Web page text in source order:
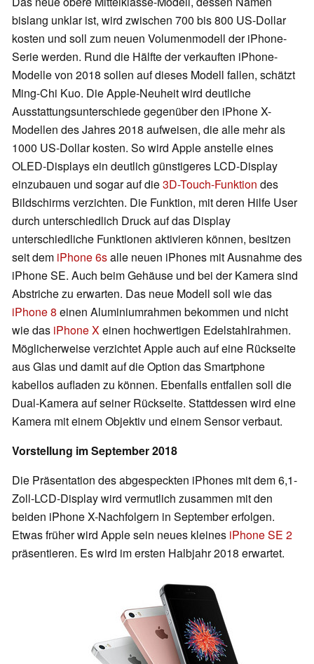
bislang unklar ist, wird zwischen 700 bis 800 US-Dollar
kosten und soll zum neuen Volumenmodell der iPhone-
Serie werden. Rund die Hälfte der verkauften iPhone-
Modelle von 2018 sollen auf dieses Modell fallen, schätzt
Ming-Chi Kuo. Die Apple-Neuheit wird deutliche
Ausstattungsunterschiede gegenüber den iPhone X-
Modellen des Jahres 2018 aufweisen, die alle mehr als
1000 US-Dollar kosten. So wird Apple anstelle eines
OLED-Displays ein deutlich günstigeres LCD-Display
einzubauen und sogar auf die3D-Touch-Funktion des
Bildschirms verzichten. Die Funktion, mit deren Hilfe User
durch unterschiedlich Druck auf das Display
unterschiedliche Funktionen aktivieren können, besitzen
seit dem iPhone 6salle neuen iPhones mit Ausnahme des
iPhone SE. Auch beim Gehäuse und bei der Kamera sind
Abstriche zu erwarten. Das neue Modell soll wie das
iPhone 8 einen Aluminiumrahmen bekommen und nicht
wie das iPhone Xeinen hochwertigen Edelstahlrahmen.
Möglicherweise verzichtet Apple auch auf eine Rückseite
aus Glas und damit auf die Option das Smartphone
kabellos aufladen zu können. Ebenfalls entfallen soll die
Dual-Kamera auf seiner Rückseite. Stattdessen wird eine
Kamera mit einem Objektiv und einem Sensor verbaut.
Vorstellung im September 2018
Die Präsentation des abgespeckten iPhones mit dem 6,1-
Zoll-LCD-Display wird vermutlich zusammen mit den
beiden iPhone X-Nachfolgern in September erfolgen.
Etwas früher wird Apple sein neues kleines iPhone SE 2
präsentieren. Es wird im ersten Halbjahr 2018 erwartet.